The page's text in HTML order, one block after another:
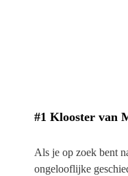
#1 Klooster van
Als je op zoek bent
ongelooflijke